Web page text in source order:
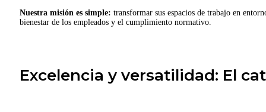
Nuestra misión es simple: transformar sus espacios de trabajo en
bienestar de los empleados y el cumplimiento normativo.
Excelencia y versatilidad: El